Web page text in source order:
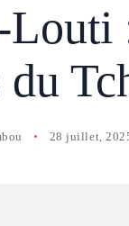
du
28 juillet,